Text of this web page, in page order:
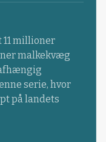
11 millioner
malkekvæg
serie, hvor
på landets